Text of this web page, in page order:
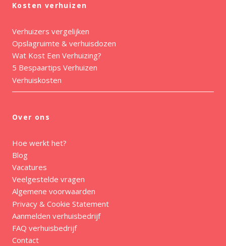
Kosten verhuizen
Verhuizers vergelijken
Opslagruimte & verhuisdozen
Wat Kost Een Verhuizing?
5 Bespaartips Verhuizen
Verhuiskosten
Over ons
Hoe werkt het?
Blog
Vacatures
Veelgestelde vragen
Algemene voorwaarden
Privacy & Cookie Statement
Aanmelden verhuisbedrijf
FAQ verhuisbedrijf
Contact